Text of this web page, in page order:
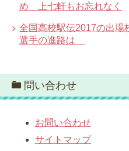
め 上七軒もお忘れなく
全国高校駅伝2017の出
選手の進路は
問い合わせ
お問い合わせ
サイトマップ